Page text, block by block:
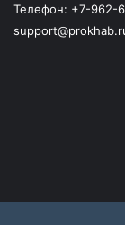
Телефон: +7-962-